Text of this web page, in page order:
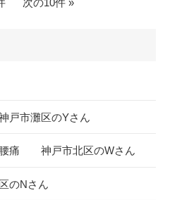
次の10件
市灘区のYさん
腰痛 神戸市北区のWさん
のNさん